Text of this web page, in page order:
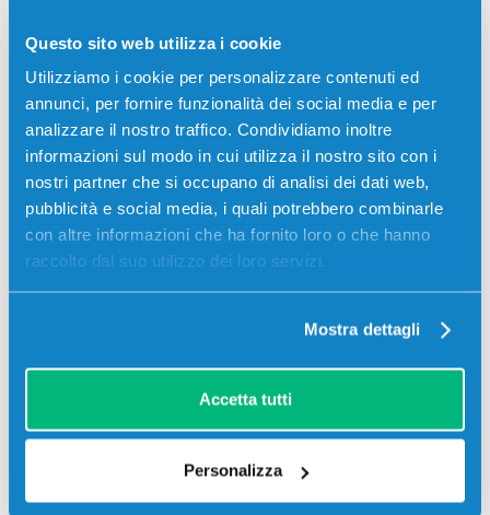
Questo sito web utilizza i cookie
Utilizziamo i cookie per personalizzare contenuti ed
annunci, per fornire funzionalità dei social media e per
analizzare il nostro traffico. Condividiamo inoltre
informazioni sul modo in cui utilizza il nostro sito con i
nostri partner che si occupano di analisi dei dati web,
pubblicità e social media, i quali potrebbero combinarle
con altre informazioni che ha fornito loro o che hanno
raccolto dal suo utilizzo dei loro servizi.
Mostra dettagli
Accetta tutti
Personalizza
pagine per Stampanti: Ricoh IM C4500, Ricoh IM C5500,
59,00€
CONSEGNA IN 3-5 GIORNI
Aggiungi al carrello
visualizzare l'offerta